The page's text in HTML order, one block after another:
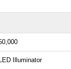
LED Illuminator